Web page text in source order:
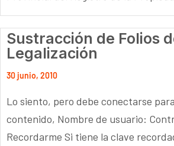
Sustracción de Folios
Legalización
30 junio, 2010
Lo siento, pero debe conectarse
contenido, Nombre de usuario:
Recordarme Si tiene la clave